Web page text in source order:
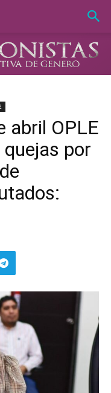
abril OPLE
por